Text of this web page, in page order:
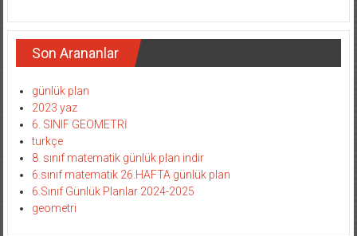
Son Arananlar
günlük plan
2023 yaz
6. SINIF GEOMETRİ
turkçe
8. sınıf matematik günlük plan indir
6.sınıf matematik 26.HAFTA günlük plan
6.Sınıf Günlük Planlar 2024-2025
geometri